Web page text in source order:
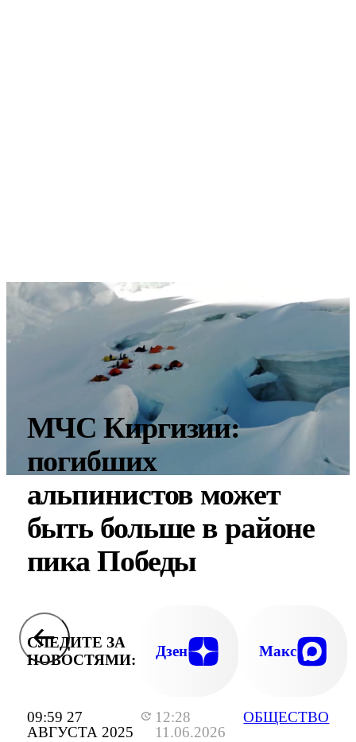
09:59 27
АВГУСТА 2025
12:28
11.06.2026
ОБЩЕСТВО
МЧС Киргизии:
погибших
альпинистов может
быть больше в районе
пика Победы
СЛЕДИТЕ ЗА
НОВОСТЯМИ:
Дзен Макс